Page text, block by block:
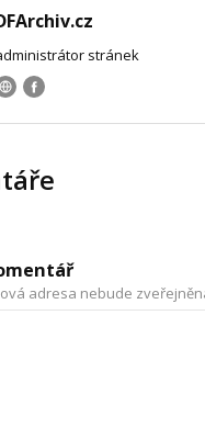
stránek
adresa nebude